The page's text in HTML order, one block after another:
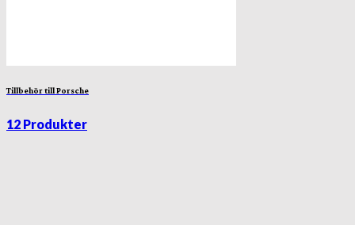
Tillbehör till Porsche
12 Produkter